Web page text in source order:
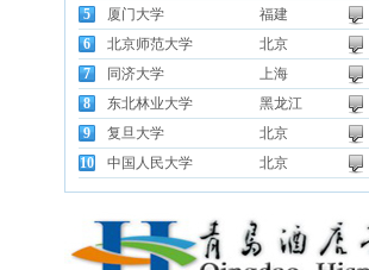
5
厦门大学
福建
6
北京师范大学
北京
7
同济大学
上海
8
东北林业大学
黑龙江
9
复旦大学
北京
10
中国人民大学 北京